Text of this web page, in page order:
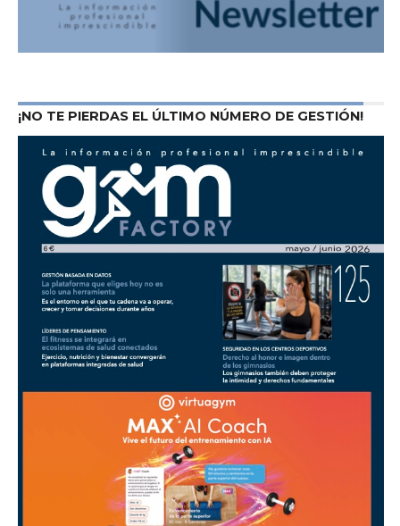
¡NO TE PIERDAS EL ÚLTIMO NÚMERO DE GESTIÓN!